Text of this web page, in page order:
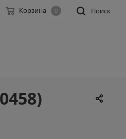
Поиск
Корзина 0